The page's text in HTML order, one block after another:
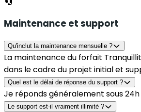
Maintenance et support
Qu'inclut la maintenance mensuelle ?
La maintenance du forfait
dans le cadre du projet initial et
Quel est le délai de réponse du support ?
Je réponds généralement sous
Le support est-il vraiment illimité ?